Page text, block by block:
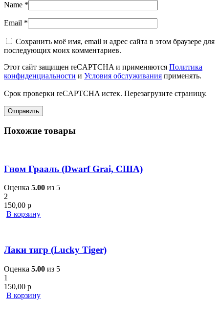
Name *
Email *
Сохранить моё имя, email и адрес сайта в этом браузере для
последующих моих комментариев.
Этот сайт защищен reCAPTCHA и применяются Политика
конфиденциальности и Условия обслуживания применять.
Срок проверки reCAPTCHA истек. Перезагрузите страницу.
Похожие товары
Гном Грааль (Dwarf Grai, США)
Оценка 5.00 из 5
2
150,00 р
В корзину
Лаки тигр (Lucky Tiger)
Оценка 5.00 из 5
1
150,00 р
В корзину